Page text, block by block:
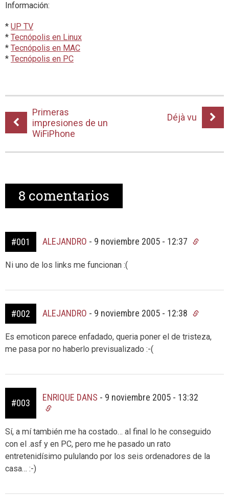
Información:
* UP TV
* Tecnópolis en Linux
* Tecnópolis en MAC
* Tecnópolis en PC
Primeras
impresiones de un
WiFiPhone
Déjà vu
8 comentarios
#001 ALEJANDRO - 9 noviembre 2005 - 12:37
Ni uno de los links me funcionan :(
#002 ALEJANDRO - 9 noviembre 2005 - 12:38
Es emoticon parece enfadado, queria poner el de tristeza,
me pasa por no haberlo previsualizado :-(
#003
ENRIQUE DANS - 9 noviembre 2005 - 13:32
Sí, a mí también me ha costado… al final lo he conseguido
con el .asf y en PC, pero me he pasado un rato
entretenidísimo pululando por los seis ordenadores de la
casa… :-)